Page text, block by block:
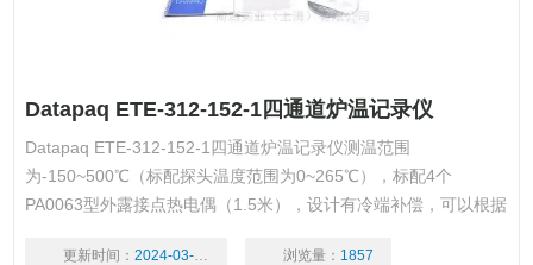
Datapaq ETE-312-152-1四通道炉温记录仪
Datapaq ETE-312-152-1四通道炉温记录仪测温范围
为-150~500℃（标配探头温度范围为0~265℃），标配4个
PA0063型外露接点热电偶（1.5米），设计有冷端补偿，可以根据
更新时间： 2024-03-18 浏览量： 1857